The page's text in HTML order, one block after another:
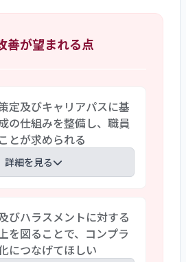
る。また、職員調査からも
様子が窺える。
置いている。各ホームで
には自立支援コーディネ
からは「いつも相談にのっ
の進路を提案してくれて
た」などの声が聞かれ
指導員を中心に退所後の
場復帰、再就職の支援を
善が望まれる点
定及びキャリアパスに基
の仕組みを整備し、職員
とが求められる
詳細を見る
乱が見られたが、副主任
を通し、職員の主体性に
に取り組んでいる。一方
びハラスメントに対する
を図ることで、コンプラ
につなげてほしい